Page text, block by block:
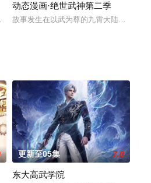
他，就是黑豆。 黑豆，一个从头黑到脚
思汗“天武圣宝”宝藏的护宝一族一夜之间
漫设计有限公司制作的快节奏网络动画，
动态漫画·绝世武神第二季
故事发生在以武为尊的九霄大陆，讲述
更新至05集 7.0
东大高武学院